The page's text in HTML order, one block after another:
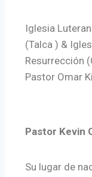
Iglesia
(Talca ) &
Resurrección
Pastor Omar
Pastor Kevin
Su lugar de